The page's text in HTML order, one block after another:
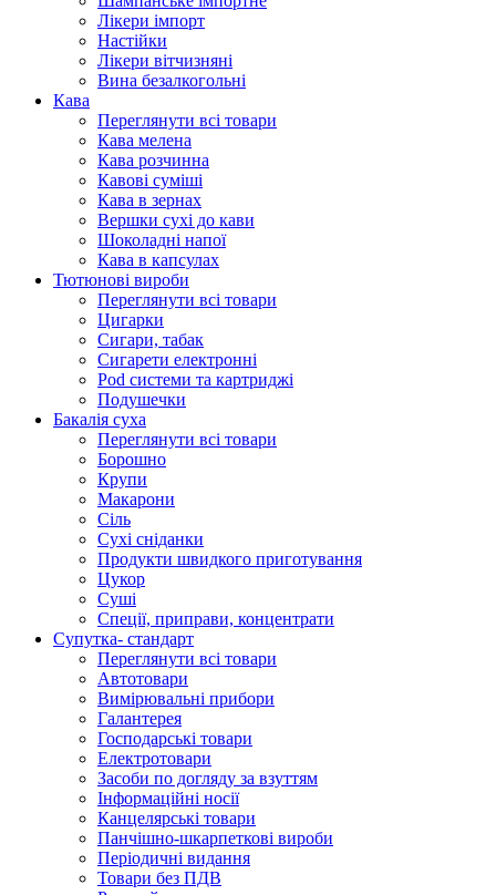
Лікери імпорт
Настійки
Лікери вітчизняні
Вина безалкогольні
Кава
Переглянути всі товари
Кава мелена
Кава розчинна
Кавові суміші
Кава в зернах
Вершки сухі до кави
Шоколадні напої
Кава в капсулах
Тютюнові вироби
Переглянути всі товари
Цигарки
Сигари, табак
Сигарети електронні
Pod системи та картриджі
Подушечки
Бакалія суха
Переглянути всі товари
Борошно
Крупи
Макарони
Сіль
Сухі сніданки
Продукти швидкого приготування
Цукор
Суші
Спеції, приправи, концентрати
Супутка- стандарт
Переглянути всі товари
Автотовари
Вимірювальні прибори
Галантерея
Господарські товари
Електротовари
Засоби по догляду за взуттям
Інформаційні носії
Канцелярські товари
Панчішно-шкарпеткові вироби
Періодичні видання
Товари без ПДВ